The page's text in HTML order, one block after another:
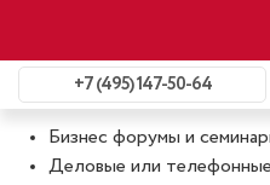
+7 (495) 147-50-64
Что относится к
Бизнес форумы и
Деловые или